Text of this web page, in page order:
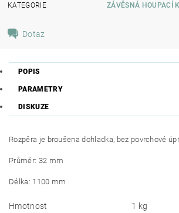
KATEGORIE ZÁVĚSNÁ HOUPACÍ
Dotaz
POPIS
PARAMETRY
DISKUZE
Rozpěra je broušena dohladka, bez povrchové
Průměr: 32 mm
Délka: 1100 mm
Hmotnost 1 kg